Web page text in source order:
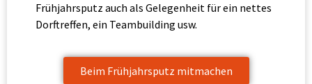
Frühjahrsputz auch als Gelegenheit für ein nettes
Dorftreffen, ein Teambuilding usw.
Beim Frühjahrsputz mitmachen